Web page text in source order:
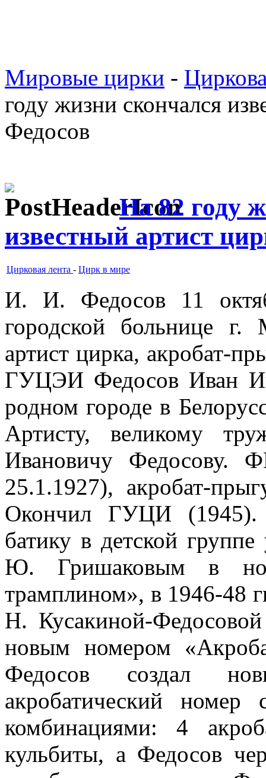
Мировые цирки -
году жизни скончался
Федосов
На 82 году
известный артист
Цирковая лента - Цирк в мире
И. И. Федосов 11
городской больнице г.
артист цирка, акробат-
ГУЦЭИ Федосов Иван
родном городе в
Артисту, великому
Ивановичу
25.1.1927), акробат-
Окон­чил ГУЦИ (1945).
батику в детской
Ю. Гришаковым в
трамплином», в 1946-48
Н. Кусакиной-
новым номером
Федосов создал
акробатический
комбинациями: 4
кульбиты, а Федосов